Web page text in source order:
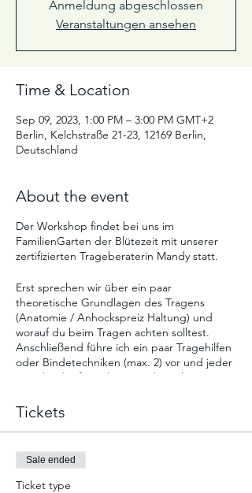
Anmeldung abgeschlossen
Veranstaltungen ansehen
Time & Location
Sep 09, 2023, 1:00 PM – 3:00 PM GMT+2
Berlin, Kelchstraße 21-23, 12169 Berlin,
Deutschland
About the event
Der Workshop findet bei uns im
FamilienGarten der Blütezeit mit unserer
zertifizierten Trageberaterin Mandy statt.
Erst sprechen wir über ein paar
theoretische Grundlagen des Tragens
(Anatomie / Anhockspreiz Haltung) und
worauf du beim Tragen achten solltest.
Anschließend führe ich ein paar Tragehilfen
oder Bindetechniken (max. 2) vor und jeder
entscheidet für sich, was sich am besten
Tragehilfe nach Wahl oder die von dir
gewählte Bindetechnik. Hierfür bringe ich
eine Demo-Puppe mit und erst wenn du
dich sicher fühlst, übst du mit deinem Baby.
Ich unterstütze und berate dich dabei.
Jegliche Fragen werden wir zusammen
Tickets
Sale ended
Ticket type